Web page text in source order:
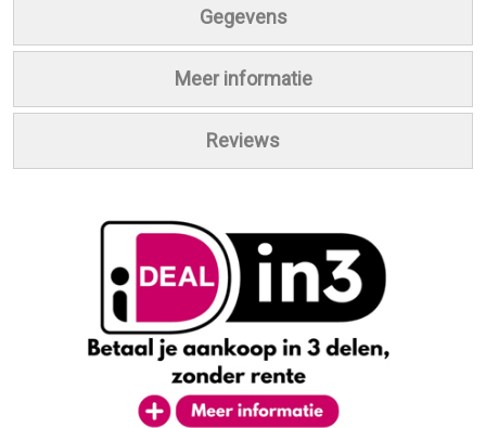
Gegevens
Meer informatie
Reviews